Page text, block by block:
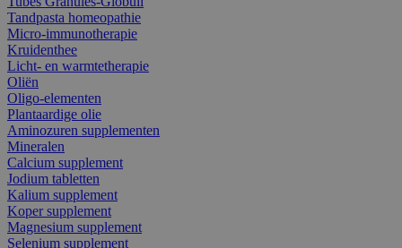
Tandpasta homeopathie
Micro-immunotherapie
Kruidenthee
Licht- en warmtetherapie
Oliën
Oligo-elementen
Plantaardige olie
Aminozuren supplementen
Mineralen
Calcium supplement
Jodium tabletten
Kalium supplement
Koper supplement
Magnesium supplement
Selenium supplement